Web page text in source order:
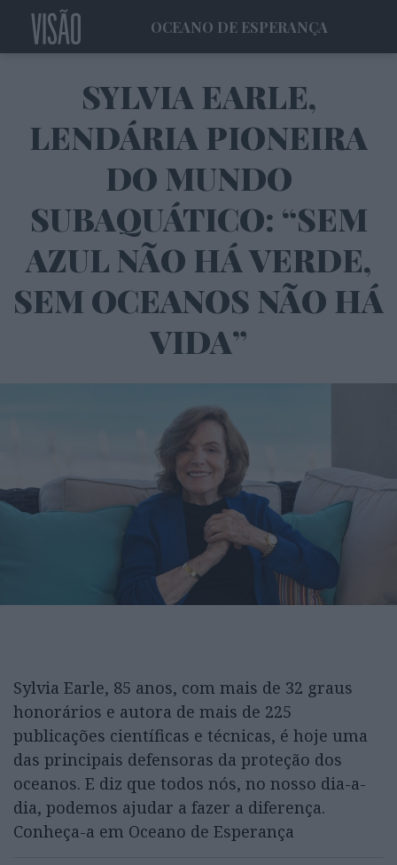
OCEANO DE ESPERANÇA
SYLVIA EARLE,
LENDÁRIA PIONEIRA
DO MUNDO
SUBAQUÁTICO: “SEM
AZUL NÃO HÁ VERDE,
SEM OCEANOS NÃO HÁ
VIDA”
Sylvia Earle, 85 anos, com mais de 32 graus
honorários e autora de mais de 225
publicações científicas e técnicas, é hoje uma
das principais defensoras da proteção dos
oceanos. E diz que todos nós, no nosso dia-a-
dia, podemos ajudar a fazer a diferença.
Conheça-a em Oceano de Esperança